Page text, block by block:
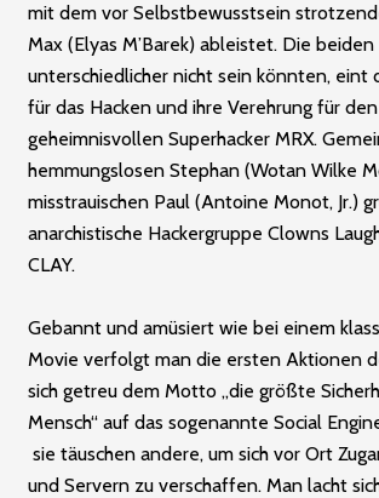
mit dem vor Selbstbewusstsein
Max (Elyas M’Barek) ableistet. Die
unterschiedlicher nicht sein könnten, eint
für das Hacken und ihre Verehrung für den
geheimnisvollen Superhacker MRX.
hemmungslosen Stephan (Wotan Wilke
misstrauischen Paul (Antoine Monot, Jr.)
anarchistische Hackergruppe Clowns
CLAY.
Gebannt und amüsiert wie bei einem
Movie verfolgt man die ersten Aktionen
sich getreu dem Motto „die größte
Mensch“ auf das sogenannte Social
sie täuschen andere, um sich vor Ort
und Servern zu verschaffen. Man lacht